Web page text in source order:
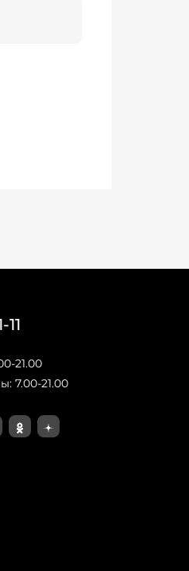
11
21.00
7.00-21.00